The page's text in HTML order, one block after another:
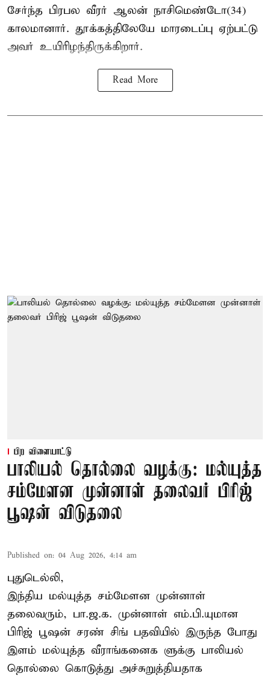
சேர்ந்த பிரபல வீரர் ஆலன் நாசிமெண்டோ(34)
காலமானார். தூக்கத்திலேயே மாரடைப்பு ஏற்பட்டு
அவர் உயிரிழந்திருக்கிறார்.
Read More
பிற விளையாட்டு
பாலியல் தொல்லை வழக்கு: மல்யுத்த
சம்மேளன முன்னாள் தலைவர் பிரிஜ்
பூஷன் விடுதலை
Published on: 04 Aug 2026, 4:14 am
புதுடெல்லி,
இந்திய மல்யுத்த சம்மேளன முன்னாள்
தலைவரும், பா.ஜ.க. முன்னாள் எம்.பி.யுமான
பிரிஜ் பூஷன் சரண் சிங் பதவியில் இருந்த போது
இளம் மல்யுத்த வீராங்கனைக ளுக்கு பாலியல்
தொல்லை கொடுத்து அச்சுறுத்தியதாக